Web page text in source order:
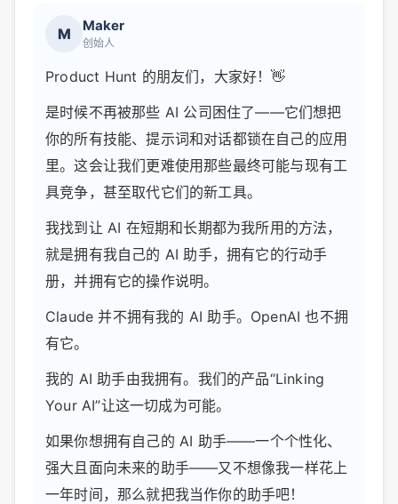
M Maker
创始人
Product Hunt 的朋友们，大家好！👋
是时候不再被那些 AI 公司困住了——它们想把
你的所有技能、提示词和对话都锁在自己的应用
里。这会让我们更难使用那些最终可能与现有工
具竞争，甚至取代它们的新工具。
我找到让 AI 在短期和长期都为我所用的方法，
就是拥有我自己的 AI 助手，拥有它的行动手
册，并拥有它的操作说明。
Claude 并不拥有我的 AI 助手。OpenAI 也不拥
有它。
我的 AI 助手由我拥有。我们的产品“Linking
Your AI”让这一切成为可能。
如果你想拥有自己的 AI 助手——一个个性化、
强大且面向未来的助手——又不想像我一样花上
一年时间，那么就把我当作你的助手吧！